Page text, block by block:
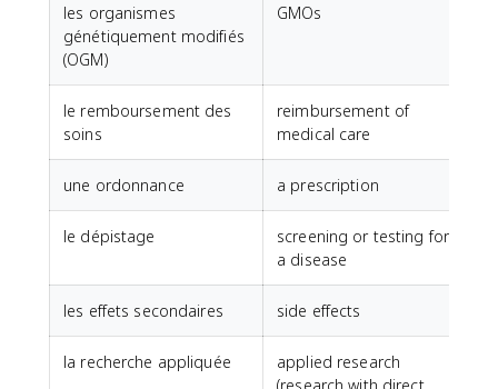
les organismes
génétiquement modifiés
(OGM)
GMOs
le remboursement des
soins
reimbursement of
medical care
une ordonnance a prescription
le dépistage
screening or testing for
a disease
les effets secondaires side effects
la recherche appliquée
applied research
(research with direct